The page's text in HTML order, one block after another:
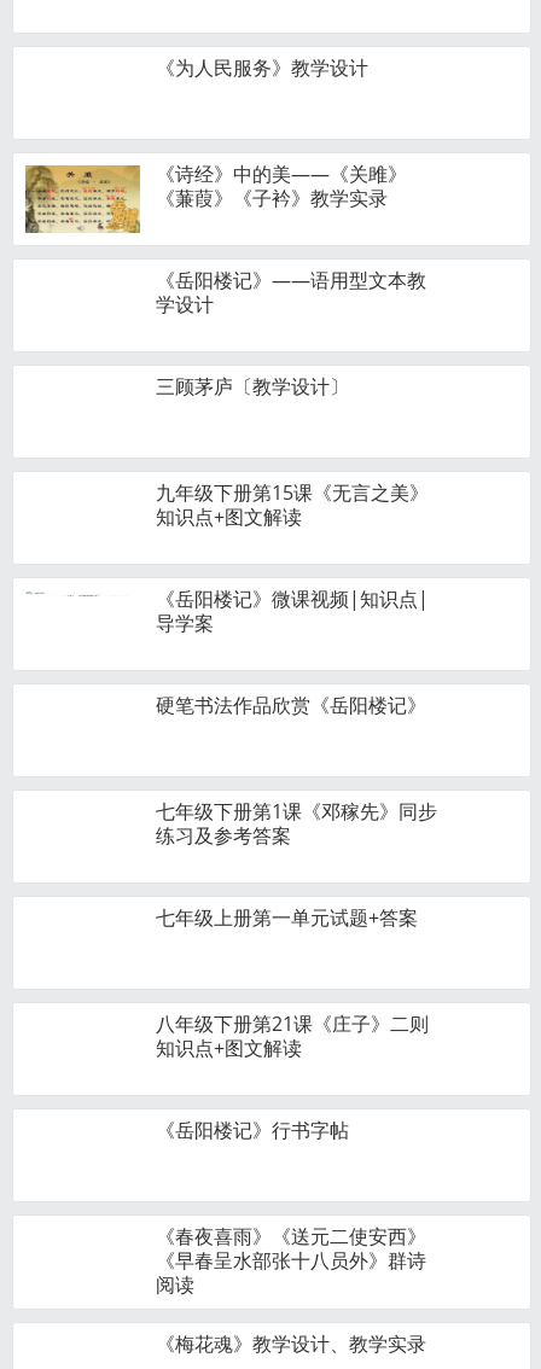
《为人民服务》教学设计
《诗经》中的美——《关雎》
《蒹葭》《子衿》教学实录
《岳阳楼记》——语用型文本教
学设计
三顾茅庐〔教学设计〕
九年级下册第15课《无言之美》
知识点+图文解读
《岳阳楼记》微课视频|知识点|
导学案
硬笔书法作品欣赏《岳阳楼记》
七年级下册第1课《邓稼先》同步
练习及参考答案
七年级上册第一单元试题+答案
八年级下册第21课《庄子》二则
知识点+图文解读
《岳阳楼记》行书字帖
《春夜喜雨》《送元二使安西》
《早春呈水部张十八员外》群诗
阅读
《梅花魂》教学设计、教学实录